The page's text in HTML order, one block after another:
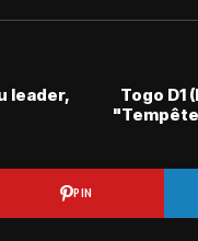
leader,
Togo D1
PIN